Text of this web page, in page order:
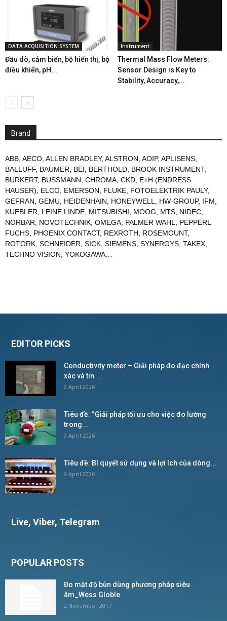
DATA ACQUISITION SYSTEM
Đầu dò, cảm biến, bộ hiển thị, bộ
điều khiển, pH...
Instrument
Thermal Mass Flow Meters:
Sensor Design is Key to
Stability, Accuracy,...
Brand
ABB AECO ALLEN BRADLEY, ALSTRON AOIP, APLISENS
BALLUFF, BAUMER BEI BERTHOLD BROOK INSTRUMENT,
BURKERT, BUSSMANN CHROMA CKD E+H (ENDRESS
HAUSER)
ELCO EMERSON FLUKE FOTOELEKTRIK PAULY,
GEFRAN GEMU HEIDENHAIN HONEYWELL HW-GROUP, IFM
KUEBLER
LEINE LINDE MITSUBISHI MOOG MTS NIDEC
NORBAR
NOVOTECHNIK OMEGA PALMER WAHL
PEPPERL
FUCHS PHOENIX CONTACT, REXROTH ROSEMOUNT,
ROTORK SCHNEIDER SICK SIEMENS SYNERGYS TAKEX
TECHNO VISION YOKOGAWA
EDITOR PICKS
Conductivity meter – Giải pháp đo đạc chính
xác và tin...
9 April 2026
Tiêu đề: “Giải pháp tối ưu cho việc đo lường
trong...
9 April 2026
Tiêu đề: Bí quyết sử dụng và lợi ích của dòng...
9 April 2026
Live, Viber, Telegram
POPULAR POSTS
Đo mật độ bùn dùng phương pháp siêu
âm_Wess Globle
2 November 2017